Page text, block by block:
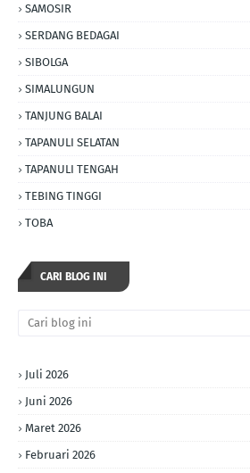
SAMOSIR
SERDANG BEDAGAI
SIBOLGA
SIMALUNGUN
TANJUNG BALAI
TAPANULI SELATAN
TAPANULI TENGAH
TEBING TINGGI
TOBA
CARI BLOG INI
Juli 2026
Juni 2026
Maret 2026
Februari 2026